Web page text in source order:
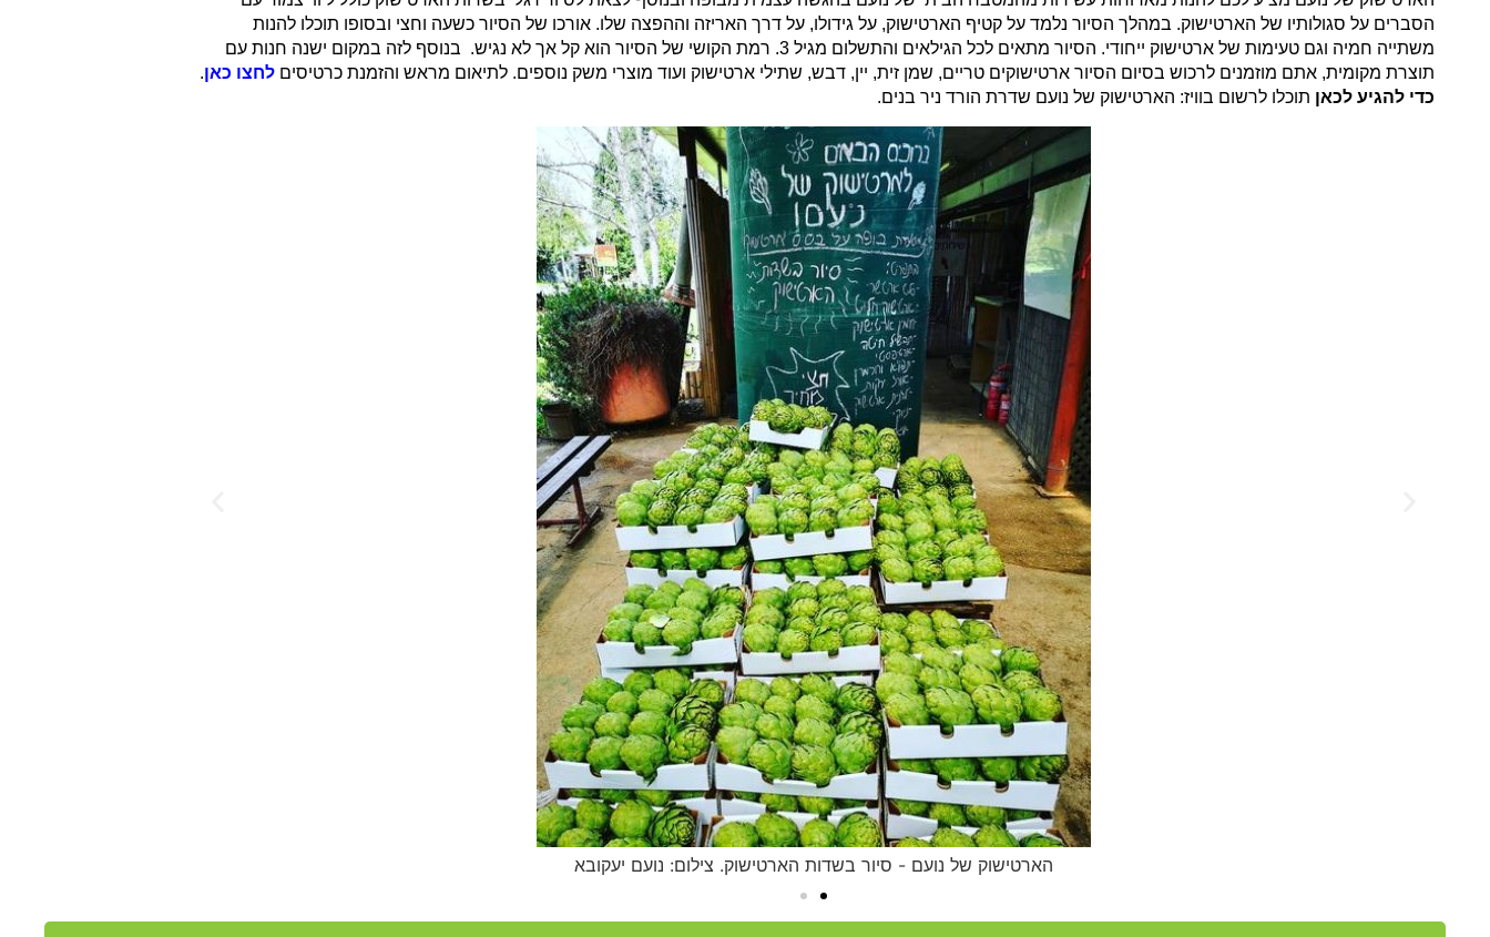
הסברים על סגולותיו של הארטישוק. במהלך הסיור נלמד על קטיף הארטישוק, על גידולו, על דרך האריזה וההפצה שלו. אורכו של הסיור כשעה וחצי ובסופו תוכלו להנות
משתייה חמיה וגם טעימות של ארטישוק ייחודי. הסיור מתאים לכל הגילאים והתשלום מגיל 3. רמת הקושי של הסיור הוא קל אך לא נגיש. בנוסף לזה במקום ישנה חנות עם
תוצרת מקומית, אתם מוזמנים לרכוש בסיום הסיור ארטישוקים טריים, שמן זית, יין, דבש, שתילי ארטישוק ועוד מוצרי משק נוספים. לתיאום מראש והזמנת כרטיסים לחצו כאן.
כדי להגיע לכאן תוכלו לרשום בוויז: הארטישוק של נועם שדרת הורד ניר בנים.
הארטישוק של נועם - סיור בשדות הארטישוק. צילום: נועם יעקובא